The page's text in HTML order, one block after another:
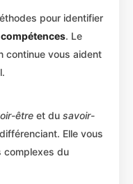
pour identifier
compétences. Le
continue vous aident
être et du savoir-
Elle vous
complexes du